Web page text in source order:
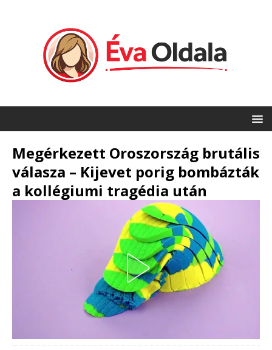
Megérkezett Oroszország brutális
válasza – Kijevet porig bombázták
a kollégiumi tragédia után